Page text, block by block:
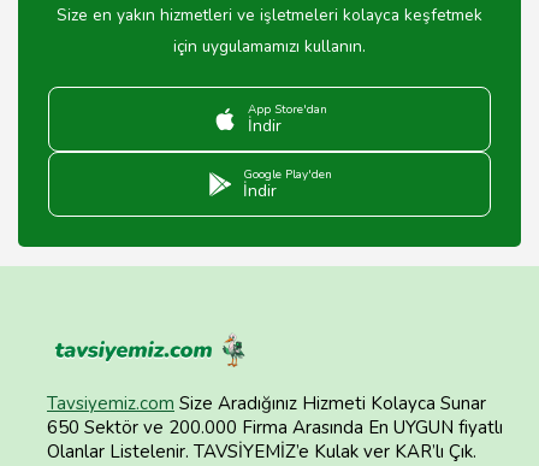
Size en yakın hizmetleri ve işletmeleri kolayca keşfetmek
için uygulamamızı kullanın.
App Store'dan
İndir
Google Play'den
İndir
Tavsiyemiz.com Size Aradığınız Hizmeti Kolayca Sunar
650 Sektör ve 200.000 Firma Arasında En UYGUN fiyatlı
Olanlar Listelenir. TAVSİYEMİZ’e Kulak ver KAR’lı Çık.